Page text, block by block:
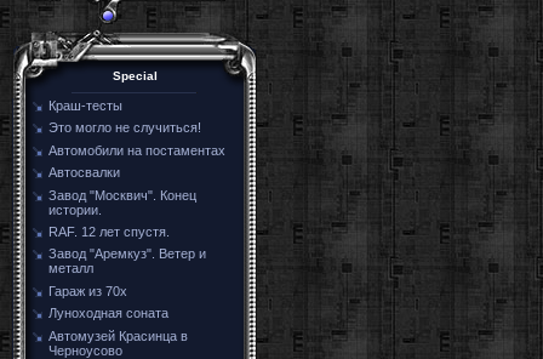
Special
Краш-тесты
Это могло не случиться!
Автомобили на постаментах
Автосвалки
Завод "Москвич". Конец
истории.
RAF. 12 лет спустя.
Завод "Аремкуз". Ветер и
металл
Гараж из 70х
Луноходная соната
Автомузей Красинца в
Черноусово